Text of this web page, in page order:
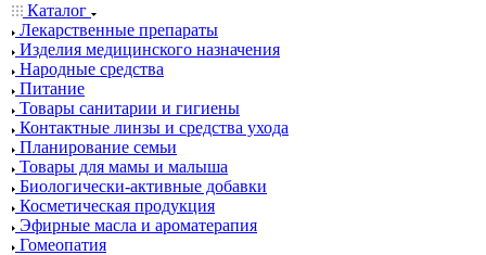
Каталог
Лекарственные препараты
Изделия медицинского назначения
Народные средства
Питание
Товары санитарии и гигиены
Контактные линзы и средства ухода
Планирование семьи
Товары для мамы и малыша
Биологически-активные добавки
Косметическая продукция
Эфирные масла и ароматерапия
Гомеопатия